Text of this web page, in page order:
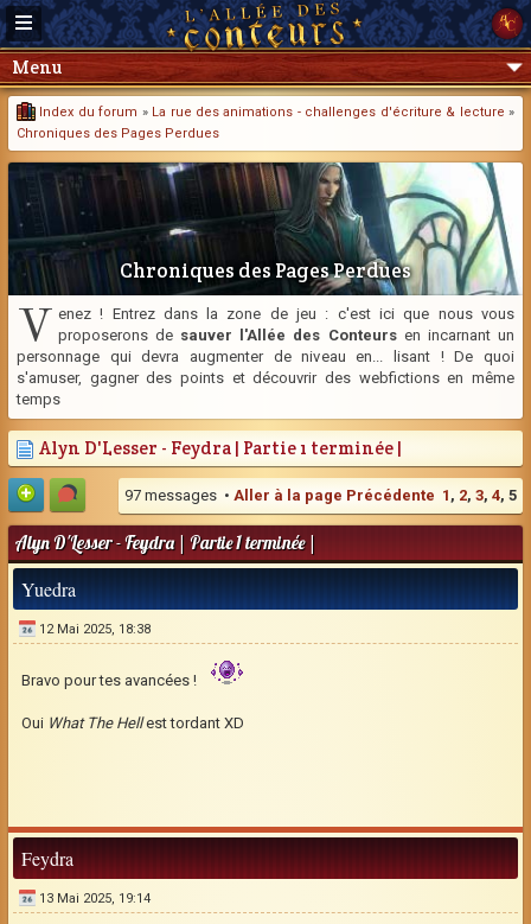
Menu
Index du forum » La rue des animations - challenges d'écriture & lecture »
Chroniques des Pages Perdues
Chroniques des Pages Perdues
V enez ! Entrez dans la zone de jeu : c'est ici que nous vous
proposerons de sauver l'Allée des Conteursen incarnant un
personnage qui devra augmenter de niveau en... lisant ! De quoi
s'amuser, gagner des points et découvrir des webfictions en même
temps
Alyn D'Lesser - Feydra | Partie 1 terminée |
97 messages • Aller à la page Précédente 1 , 2, 3, 4, 5
Alyn D'Lesser - Feydra | Partie 1 terminée |
Yuedra
12 Mai 2025, 18:38
Bravo pour tes avancées !
Oui What The Hellest tordant XD
Feydra
13 Mai 2025, 19:14